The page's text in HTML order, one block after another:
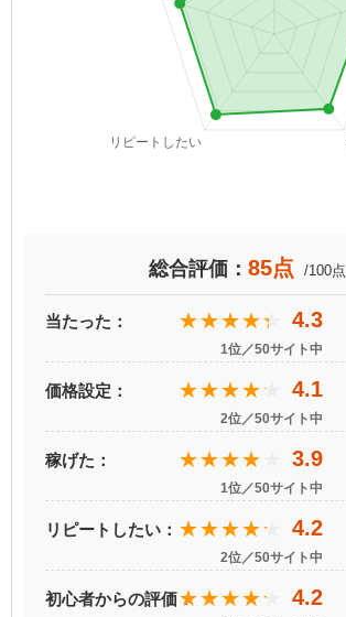
総合評価： 85点 /100点
当たった： ★★★★★ 4.3
1位／50サイト中
価格設定： ★★★★★ 4.1
2位／50サイト中
稼げた： ★★★★★ 3.9
1位／50サイト中
リピートしたい： ★★★★★ 4.2
2位／50サイト中
初心者からの評価：★★★★★ 4.2